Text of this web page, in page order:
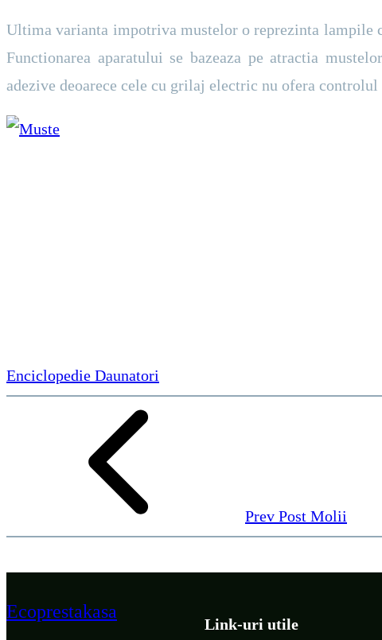
Ultima varianta impotriva mustelor o reprezinta lampile
Functionarea aparatului se bazeaza pe atractia
adezive deoarece cele cu grilaj electric nu ofera
Enciclopedie Daunatori
Prev Post Molii
Ecoprestakasa
Link-uri utile